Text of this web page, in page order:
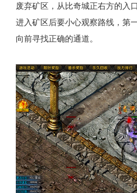
废弃矿区，从比奇城正右方的入
进入矿区后要小心观察路线，第
向前寻找正确的通道。